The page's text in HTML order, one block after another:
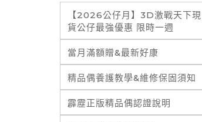
【2026公仔月】3D激戰天下現
貨公仔最強優惠 限時一週
當月滿額贈&最新好康
精品偶養護教學&維修保固須知
霹靂正版精品偶認證說明